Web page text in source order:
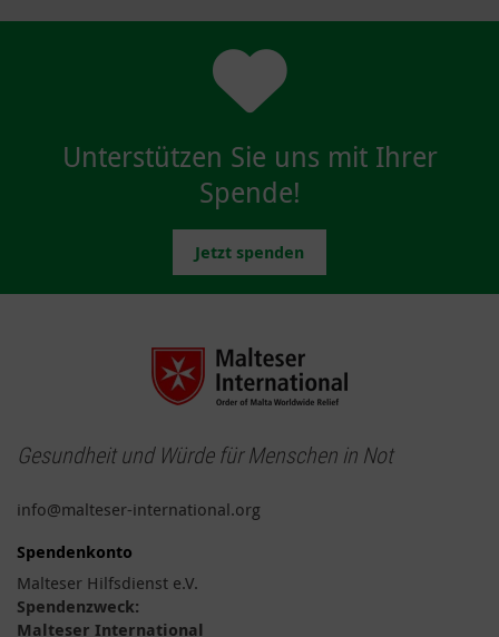
Unterstützen Sie uns mit Ihrer
Spende!
Jetzt spenden
Gesundheit und Würde für Menschen in Not
info@malteser-international.org
Spendenkonto
Malteser Hilfsdienst e.V.
Spendenzweck:
Malteser International